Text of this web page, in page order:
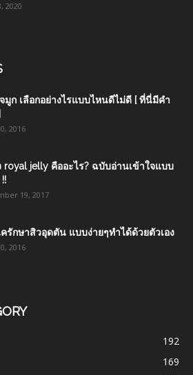
2020
มูก เลือกอย่างไรแบบไหนดีไม่ดี [ ที่นี่มีคำ
2016
royal jelly คืออะไร? ฉบับอ่านเข้าใจแบบ
19, 2017
รักษาสิวอุดตัน แบบง่ายๆทำได้ด้วยตัวเอง
2016
192
169